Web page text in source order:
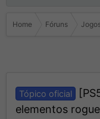
Home Fóruns
Tópico oficial
elementos